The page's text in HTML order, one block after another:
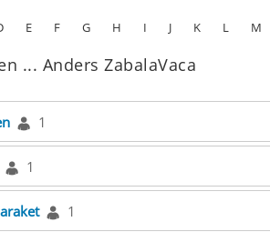
E F G H I J K L M
... Anders ZabalaVaca
1
1
1